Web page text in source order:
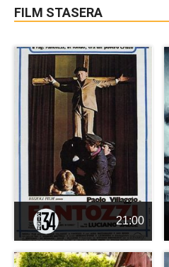
FILM STASERA
21:00